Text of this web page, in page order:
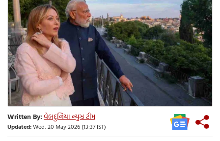
Written By:વેબદુનિયા ન્યુઝ ટીમ
Updated:Wed, 20 May 2026 (13:37 IST)